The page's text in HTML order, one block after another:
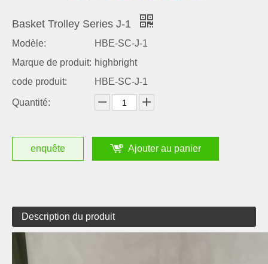
Basket Trolley Series J-1
Modèle:
HBE-SC-J-1
Marque de produit: highbright
code produit:
HBE-SC-J-1
Quantité:
enquête Ajouter au panier
Description du produit